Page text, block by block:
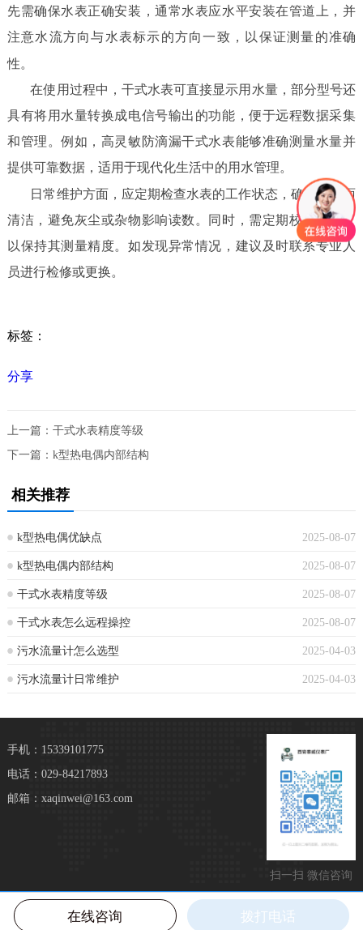
先需确保水表正确安装，通常水表应水平安装在管道上，并
注意水流方向与水表标示的方向一致，以保证测量的准确
性。
在使用过程中，干式水表可直接显示用水量，部分型号还
具有将用水量转换成电信号输出的功能，便于远程数据采集
和管理。例如，高灵敏防滴漏干式水表能够准确测量水量并
提供可靠数据，适用于现代化生活中的用水管理。
日常维护方面，应定期检查水表的工作状态，确保其表面
清洁，避免灰尘或杂物影响读数。同时，需定期校准水表，
以保持其测量精度。如发现异常情况，建议及时联系专业人
员进行检修或更换。
标签：
分享
上一篇： 干式水表精度等级
下一篇： k型热电偶内部结构
相关推荐
2025-08-07
k型热电偶优缺点
2025-08-07
k型热电偶内部结构
2025-08-07
干式水表精度等级
2025-08-07
干式水表怎么远程操控
2025-04-03
污水流量计怎么选型
2025-04-03
污水流量计日常维护
扫一扫 微信咨询
手机：15339101775
电话：029-84217893
邮箱：xaqinwei@163.com
在线咨询 拨打电话